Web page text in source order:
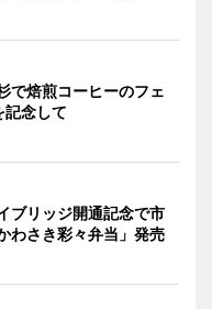
で焙煎コーヒーのフェ
念して
ブリッジ開通記念で市
わさき彩々弁当」発売